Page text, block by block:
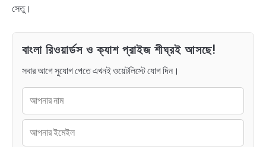
সেতু।
বাংলা রিওয়ার্ডস ও ক্যাশ প্রাইজ শীঘ্রই আসছে!
সবার আগে সুযোগ পেতে এখনই ওয়েটলিস্টে যোগ দিন।